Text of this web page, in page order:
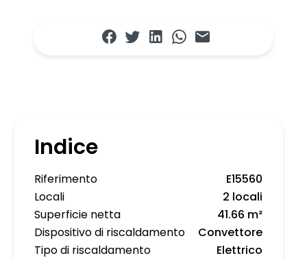
Indice
Riferimento
E15560
Locali
2 locali
Superficie netta
41.66 m²
Dispositivo di riscaldamento
Convettore
Tipo di riscaldamento
Elettrico